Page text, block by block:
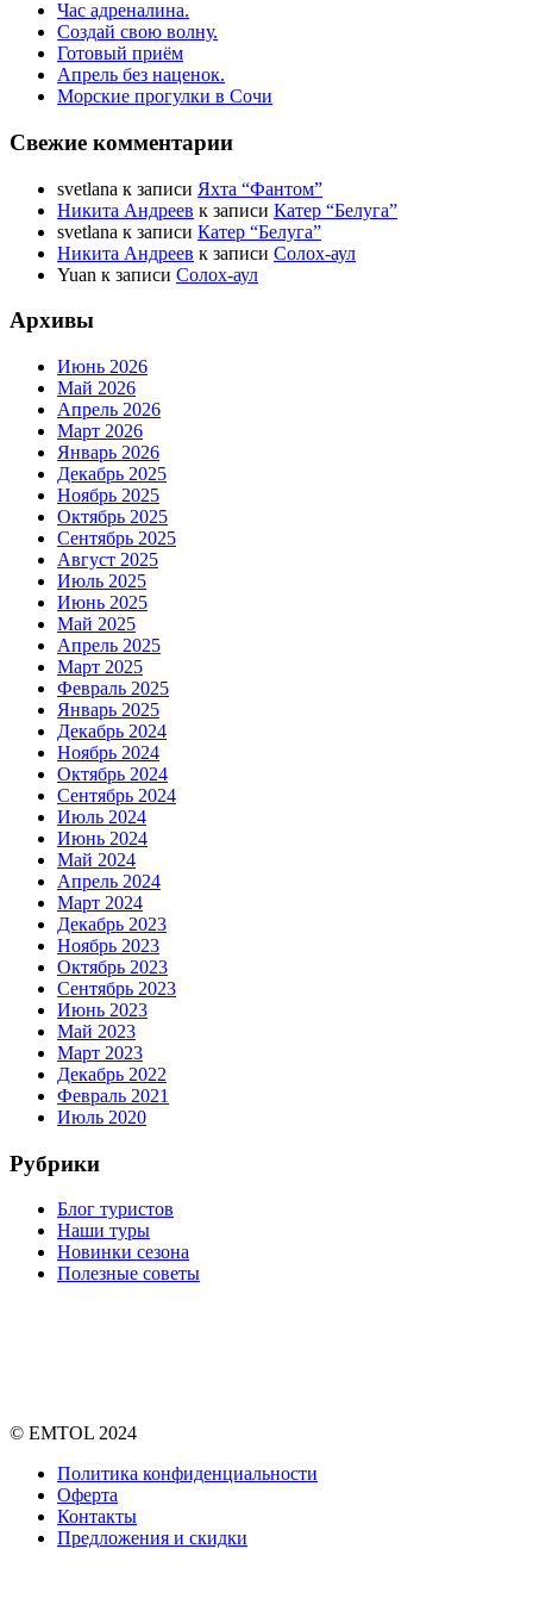
Час адреналина.
Создай свою волну.
Готовый приём
Апрель без наценок.
Морские прогулки в Сочи
Свежие комментарии
svetlana к записи Яхта “Фантом”
Никита Андреев к записи Катер “Белуга”
svetlana к записи Катер “Белуга”
Никита Андреев к записи Солох-аул
Yuan к записи Солох-аул
Архивы
Июнь 2026
Май 2026
Апрель 2026
Март 2026
Январь 2026
Декабрь 2025
Ноябрь 2025
Октябрь 2025
Сентябрь 2025
Август 2025
Июль 2025
Июнь 2025
Май 2025
Апрель 2025
Март 2025
Февраль 2025
Январь 2025
Декабрь 2024
Ноябрь 2024
Октябрь 2024
Сентябрь 2024
Июль 2024
Июнь 2024
Май 2024
Апрель 2024
Март 2024
Декабрь 2023
Ноябрь 2023
Октябрь 2023
Сентябрь 2023
Июнь 2023
Май 2023
Март 2023
Декабрь 2022
Февраль 2021
Июль 2020
Рубрики
Блог туристов
Наши туры
Новинки сезона
Полезные советы
© EMTOL 2024
Политика конфиденциальности
Оферта
Контакты
Предложения и скидки